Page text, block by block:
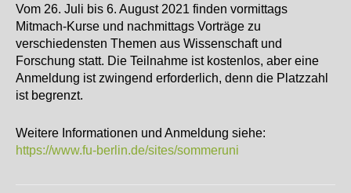
Vom 26. Juli bis 6. August 2021 finden vormittags
Mitmach-Kurse und nachmittags Vorträge zu
verschiedensten Themen aus Wissenschaft und
Forschung statt. Die Teilnahme ist kostenlos, aber eine
Anmeldung ist zwingend erforderlich, denn die Platzzahl
ist begrenzt.
Weitere Informationen und Anmeldung siehe:
https://www.fu-berlin.de/sites/sommeruni